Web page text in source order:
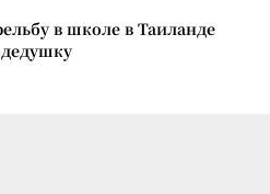
в школе в Таиланде